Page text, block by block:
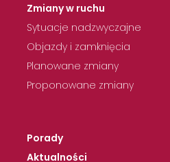
Zmiany w ruchu
Sytuacje nadzwyczajne
Objazdy i zamknięcia
Planowane zmiany
Proponowane zmiany
Porady
Aktualności